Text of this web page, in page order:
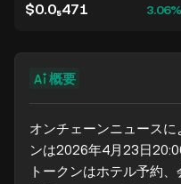
$0.0₅471 3.06%
概要
オンチェーンニュースに
ンは2026年4月23日
トークンはホテル予約